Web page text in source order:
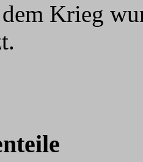
Krieg